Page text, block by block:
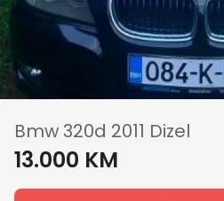
Bmw 320d 2011 Dizel
13.000 KM